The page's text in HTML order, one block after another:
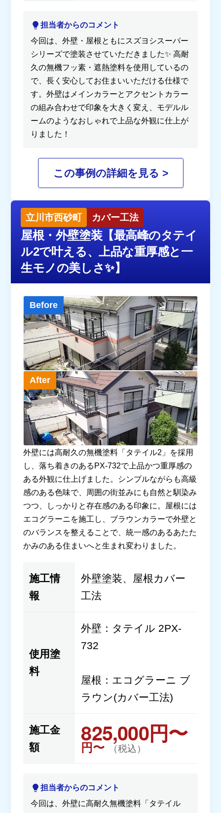
担当者からのコメント
今回は、外壁・屋根ともにスズヨシスーパー
シリーズで塗装させていただきました✨ 高耐
久の無機フッ素・遮熱塗料を使用しているの
で、長く安心してお住まいいただける仕様で
す。外壁はメインカラーとアクセントカラー
の組み合わせで印象を大きく変え、モデルル
ームのようなおしゃれで上品な外観に仕上が
りました！
この事例の詳細を見る >
立川市西砂町 カバー工法
屋根・外壁塗装【最高峰のタテイ
ル2で叶える、上品な重厚感と一
生モノの美しさ✨】
Before
After
外壁には高耐久の無機塗料「タテイル2」を採用
し、落ち着きのあるPX-732で上品かつ重厚感の
ある外観に仕上げました。シンプルながらも高級
感のある色味で、周囲の街並みにも自然と馴染み
つつ、しっかりと存在感のある印象に。屋根には
エコグラーニを施工し、ブラウンカラーで外壁と
のバランスを整えることで、統一感のあるあたた
かみのある住まいへと生まれ変わりました。
施工情
報
外壁塗装、屋根カバー
工法
使用塗
料
外壁：タテイル 2PX-
732
屋根：エコグラーニ ブ
ラウン(カバー工法)
施工金
額
825,000円〜
円〜 （税込）
担当者からのコメント
今回は、外壁に高耐久無機塗料「タテイル